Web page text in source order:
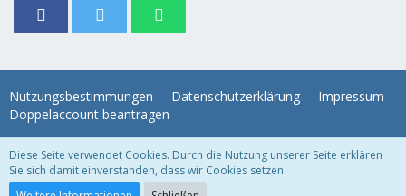
Nutzungsbestimmungen Datenschutzerklärung
Impressum
Doppelaccount beantragen
WoltLab Suite Forum - Themenvorlage 3.1.2 © 2004-2018
Community-Software:
Diese Seite verwendet Cookies. Durch die Nutzung unserer Seite erklären
Sie sich damit einverstanden, dass wir Cookies setzen.